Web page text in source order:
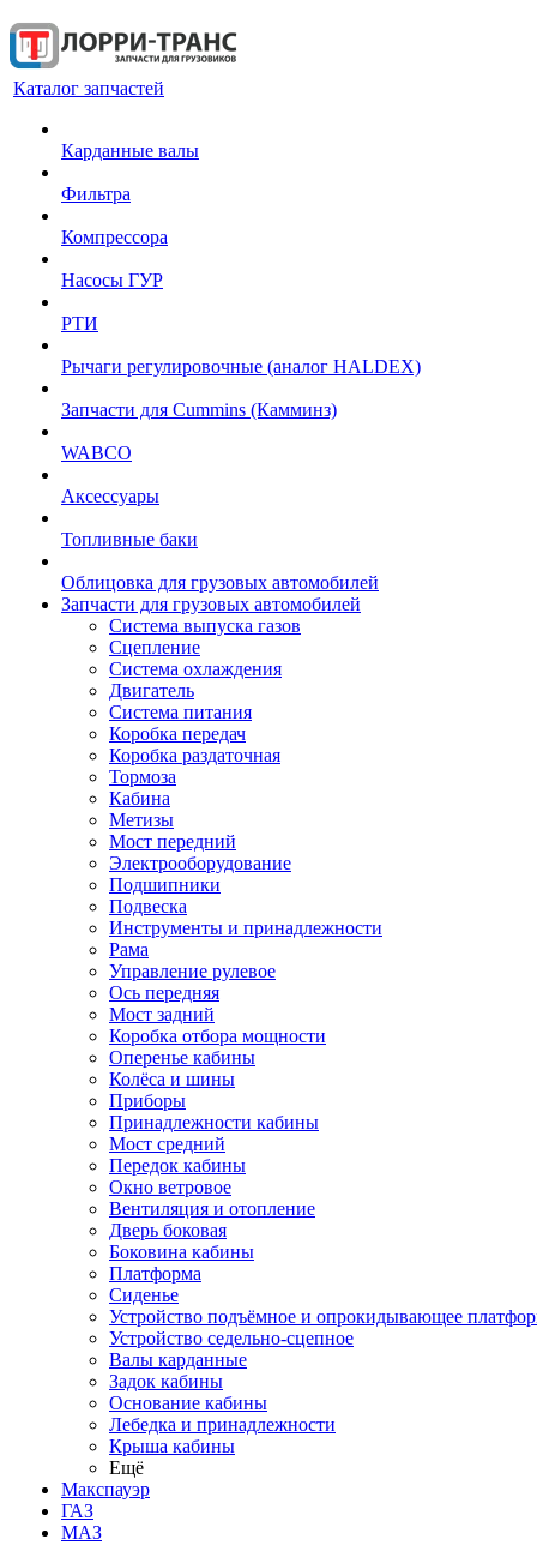
Каталог запчастей
Карданные валы
Фильтра
Компрессора
Насосы ГУР
РТИ
Рычаги регулировочные (аналог HALDEX)
Запчасти для Cummins (Камминз)
WABCO
Аксессуары
Топливные баки
Облицовка для грузовых автомобилей
Запчасти для грузовых автомобилей
Система выпуска газов
Сцепление
Система охлаждения
Двигатель
Система питания
Коробка передач
Коробка раздаточная
Тормоза
Кабина
Метизы
Мост передний
Электрооборудование
Подшипники
Подвеска
Инструменты и принадлежности
Рама
Управление рулевое
Ось передняя
Мост задний
Коробка отбора мощности
Оперенье кабины
Колёса и шины
Приборы
Принадлежности кабины
Мост средний
Передок кабины
Окно ветровое
Вентиляция и отопление
Дверь боковая
Боковина кабины
Платформа
Сиденье
Устройство подъёмное и опрокидывающее
Устройство седельно-сцепное
Валы карданные
Задок кабины
Основание кабины
Лебедка и принадлежности
Крыша кабины
Ещё
Макспауэр
ГАЗ
МАЗ